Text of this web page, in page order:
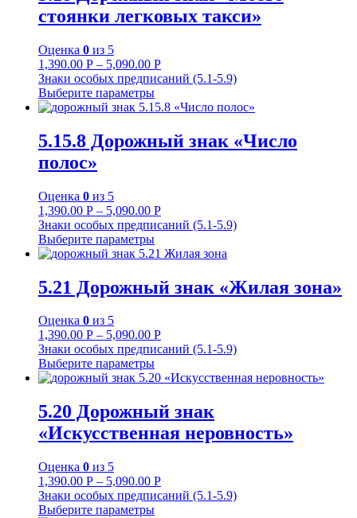
стоянки легковых такси»
Оценка 0 из 5
1,390.00 Р – 5,090.00 Р
Знаки особых предписаний (5.1-5.9)
Выберите параметры
5.15.8 Дорожный знак «Число
полос»
Оценка 0 из 5
1,390.00 Р – 5,090.00 Р
Знаки особых предписаний (5.1-5.9)
Выберите параметры
5.21 Дорожный знак «Жилая зона»
Оценка 0 из 5
1,390.00 Р – 5,090.00 Р
Знаки особых предписаний (5.1-5.9)
Выберите параметры
5.20 Дорожный знак
«Искусственная неровность»
Оценка 0 из 5
1,390.00 Р – 5,090.00 Р
Знаки особых предписаний (5.1-5.9)
Выберите параметры